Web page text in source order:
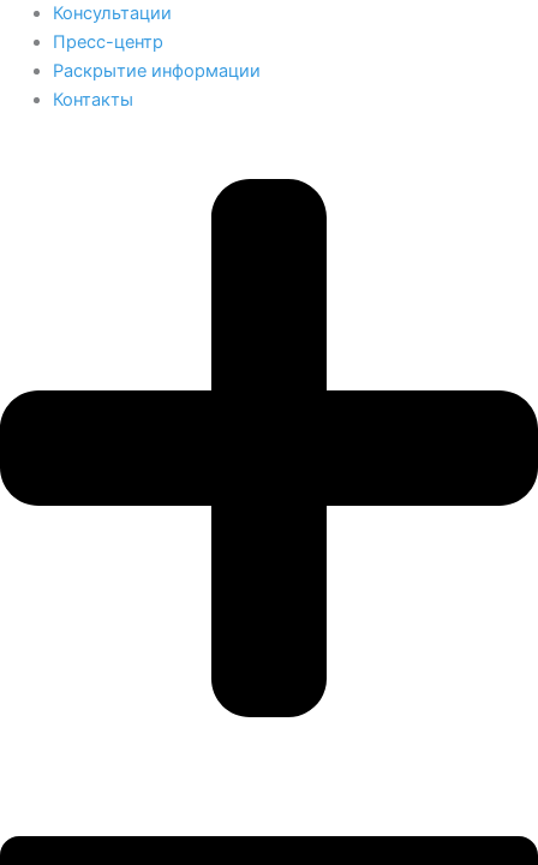
Консультации
Пресс-центр
Раскрытие информации
Контакты